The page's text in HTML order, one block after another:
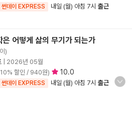
썬데이 EXPRESS 내일 (월) 아침 7시 출근
어떻게 삶의 무기가 되는가
)
2026년 05월
할인 / 940원) 10.0
썬데이 EXPRESS 내일 (월) 아침 7시 출근